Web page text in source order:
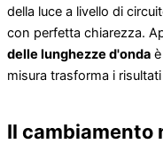
della luce a livello di
con perfetta chiarezza.
delle lunghezze d'onda
misura trasforma i
Il cambiamento